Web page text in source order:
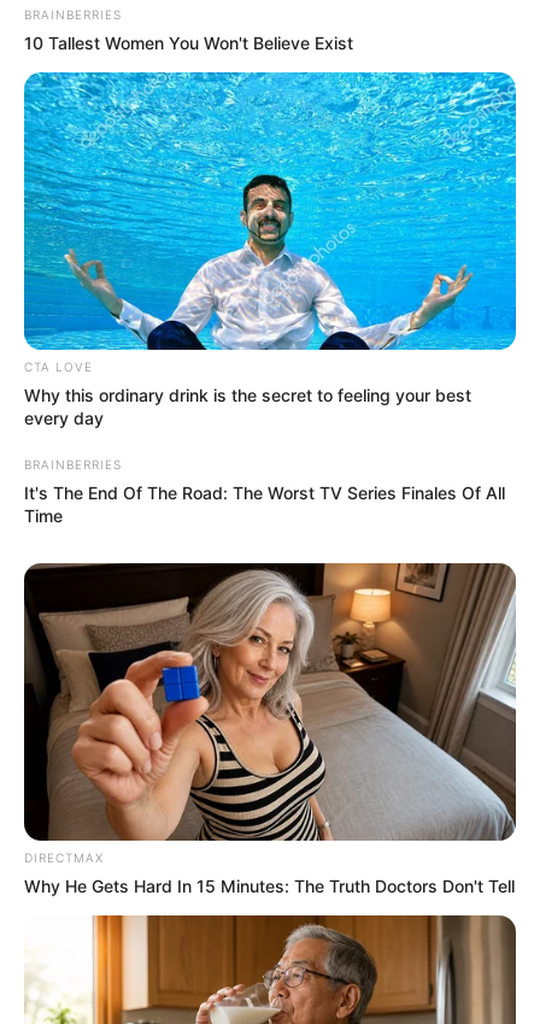
Pronostic Quinté en 6 chevaux
7 ROSACEA
8 CACHET
10 MANGOUSTINE
13 MQSE DE SEVIGNE
14 TOY
6 DAISY MAISY
A découvrir cetteBase Quinté et l’Outsider du jour.
BRAINBERRIES
10 Tallest Women You Won't Believe Exist
CTA LOVE
Why this ordinary drink is the secret to feeling your best
every day
BRAINBERRIES
It's The End Of The Road: The Worst TV Series Finales Of All
Time
DIRECTMAX
Why He Gets Hard In 15 Minutes: The Truth Doctors Don't Tell